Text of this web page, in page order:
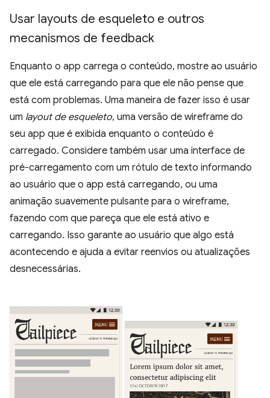
Usar layouts de esqueleto e outros
mecanismos de feedback
Enquanto o app carrega o conteúdo, mostre ao usuário
que ele está carregando para que ele não pense que
está com problemas. Uma maneira de fazer isso é usar
um layout de esqueleto, uma versão de wireframe do
seu app que é exibida enquanto o conteúdo é
carregado. Considere também usar uma interface de
pré-carregamento com um rótulo de texto informando
ao usuário que o app está carregando, ou uma
animação suavemente pulsante para o wireframe,
fazendo com que pareça que ele está ativo e
carregando. Isso garante ao usuário que algo está
acontecendo e ajuda a evitar reenvios ou atualizações
desnecessárias.